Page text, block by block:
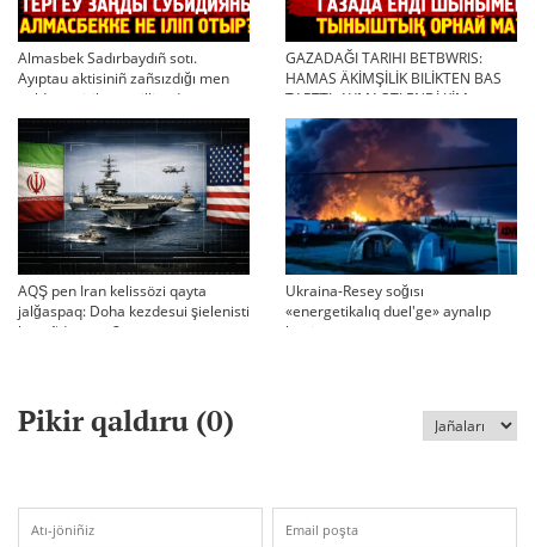
Almasbek Sadırbaydıñ sotı.
Ayıptau aktisiniñ zañsızdığı men
qoldan ösirilgen milliondar
GAZADAĞI TARIHI BETBWRIS:
HAMAS ÄKİMŞİLİK BILİKTEN BAS
TARTTI. AYMAQTI ENDİ KİM
BASQARADI?
AQŞ pen Iran kelissözi qayta
jalğaspaq: Doha kezdesui şielenisti
bäseñdete me?
Ukraina-Resey soğısı
«energetikalıq duel'ge» aynalıp
ketti
Pikir qaldıru (0)